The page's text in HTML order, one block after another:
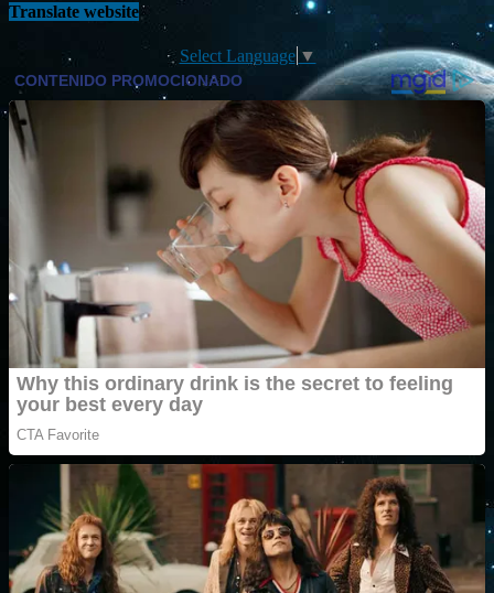
Translate website
Select Language ▼